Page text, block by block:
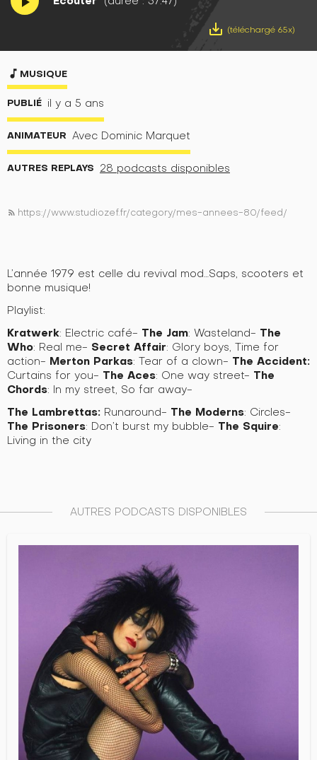
save_alt (téléchargé 65x)
music_note MUSIQUE
PUBLIÉ il y a 5 ans
ANIMATEUR Avec Dominic Marquet
AUTRES REPLAYS 28 podcasts disponibles
rss_feed https://www.studiozef.fr/category/mes-annees-80/feed/
L’année 1979 est celle du revival mod…Saps, scooters et
bonne musique!
Playlist:
Kratwerk: Electric café- The Jam: Wasteland- The
Who: Real me- Secret Affair: Glory boys, Time for
action- Merton Parkas: Tear of a clown- The Accident:
Curtains for you- The Aces: One way street- The
Chords: In my street, So far away-
The Lambrettas: Runaround- The Moderns: Circles-
The Prisoners: Don’t burst my bubble- The Squire:
Living in the city
AUTRES PODCASTS DISPONIBLES